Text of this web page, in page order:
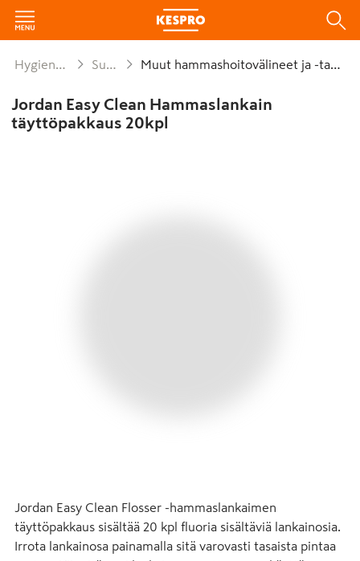
Hygienia ja siivous Suunhoito Muut hammashoitovälineet ja -tarvikkeet
Jordan Easy Clean Hammaslankain
täyttöpakkaus 20kpl
Jordan Easy Clean Flosser -hammaslankaimen
täyttöpakkaus sisältää 20 kpl fluoria sisältäviä lankainosia.
Irrota lankainosa painamalla sitä varovasti tasaista pintaa